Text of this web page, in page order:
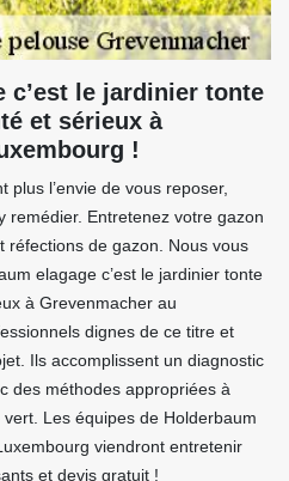
c’est le jardinier tonte
et sérieux à
!
plus l’envie de vous reposer,
remédier. Entretenez votre gazon
réfections de gazon. Nous vous
elagage c’est le jardinier tonte
à Grevenmacher au
dignes de ce titre et
Ils accomplissent un diagnostic
des méthodes appropriées à
Les équipes de Holderbaum
viendront entretenir
et devis gratuit !